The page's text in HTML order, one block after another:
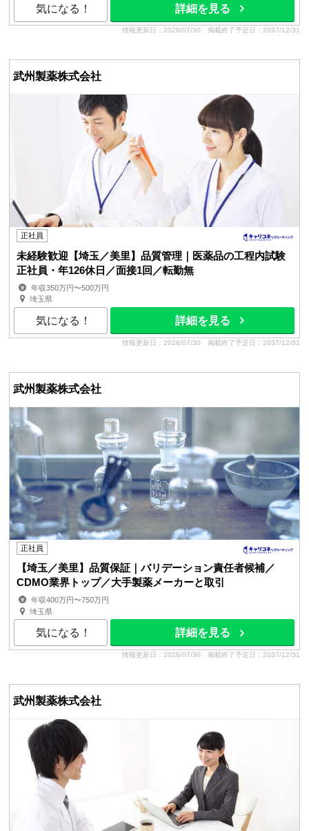
気になる！ 詳細を見る
情報更新日：2026/07/30 掲載終了予定日：2037/12/31
武州製薬株式会社
正社員
未経験歓迎【埼玉／美里】品質管理｜医薬品の工程内試験
正社員・年126休日／面接1回／転勤無
年収350万円〜500万円
埼玉県
気になる！ 詳細を見る
情報更新日：2026/07/30 掲載終了予定日：2037/12/31
武州製薬株式会社
正社員
【埼玉／美里】品質保証｜バリデーション責任者候補／
CDMO業界トップ／大手製薬メーカーと取引
年収400万円〜750万円
埼玉県
気になる！ 詳細を見る
情報更新日：2026/07/30 掲載終了予定日：2037/12/31
武州製薬株式会社